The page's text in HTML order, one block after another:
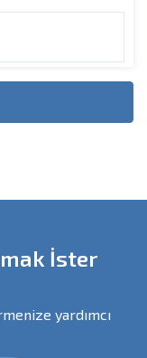
İster
yardımcı